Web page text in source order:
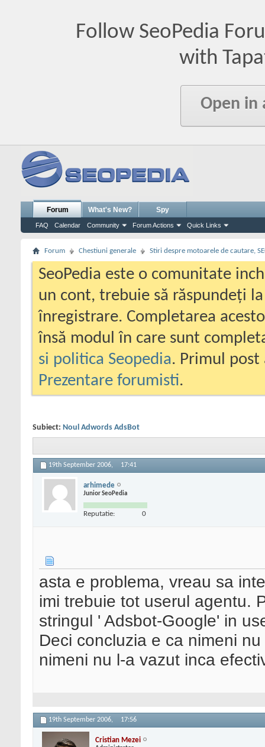
Follow SeoPedia
with
Open in
Forum
FAQ Calendar Community Forum Actions Quick Links
What's New? Spy
Forum Chestiuni generale Stiri despre motoarele de cautare,
SeoPedia este o comunitate
un cont, trebuie să răspundeți
înregistrare. Completarea
însă modul în care sunt
si politica Seopedia. Primul
Prezentare forumisti.
Subiect: Noul Adwords AdsBot
19th September 2006, 17:41
arhimede
Junior SeoPedia
Reputatie: 0
asta e problema, vreau sa
imi trebuie tot userul agentu.
stringul ' Adsbot-Google' in
Deci concluzia e ca nimeni
nimeni nu l-a vazut inca
19th September 2006, 17:56
Cristian Mezei